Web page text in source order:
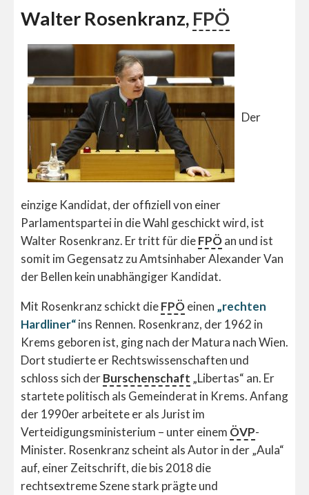
Walter Rosenkranz, FPÖ
Der
einzige Kandidat, der offiziell von einer
Parlamentspartei in die Wahl geschickt wird, ist
Walter Rosenkranz. Er tritt für dieFPÖan und ist
somit im Gegensatz zu Amtsinhaber Alexander Van
der Bellen kein unabhängiger Kandidat.
Mit Rosenkranz schickt dieFPÖeinen „rechten
Hardliner“ins Rennen. Rosenkranz, der 1962 in
Krems geboren ist, ging nach der Matura nach Wien.
Dort studierte er Rechtswissenschaften und
schloss sich derBurschenschaft „Libertas“ an. Er
startete politisch als Gemeinderat in Krems. Anfang
der 1990er arbeitete er als Jurist im
Verteidigungsministerium – unter einem ÖVP-
Minister. Rosenkranz scheint als Autor in der „Aula“
auf, einer Zeitschrift, die bis 2018 die
rechtsextreme Szene stark prägte und